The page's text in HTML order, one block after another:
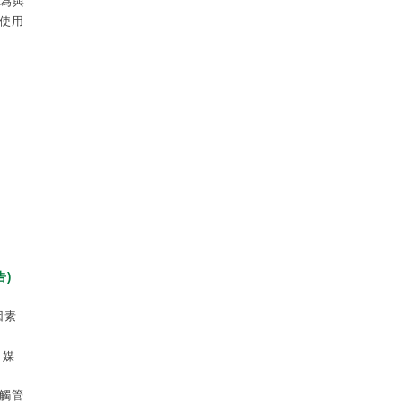
用
)
素
管